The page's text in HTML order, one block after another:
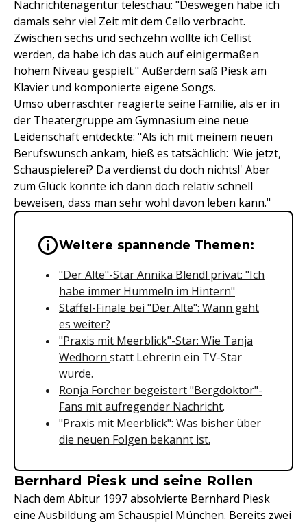
Nachrichtenagentur teleschau: "Deswegen habe ich
damals sehr viel Zeit mit dem Cello verbracht.
Zwischen sechs und sechzehn wollte ich Cellist
werden, da habe ich das auch auf einigermaßen
hohem Niveau gespielt." Außerdem saß Piesk am
Klavier und komponierte eigene Songs.
Umso überraschter reagierte seine Familie, als er in
der Theatergruppe am Gymnasium eine neue
Leidenschaft entdeckte: "Als ich mit meinem neuen
Berufswunsch ankam, hieß es tatsächlich: 'Wie jetzt,
Schauspielerei? Da verdienst du doch nichts!' Aber
zum Glück konnte ich dann doch relativ schnell
beweisen, dass man sehr wohl davon leben kann."
Wichtige Hinweise &
Weitere spannende Themen:
"Der Alte"-Star Annika Blendl privat: "Ich
habe immer Hummeln im Hintern"
Staffel-Finale bei "Der Alte": Wann geht
es weiter?
"Praxis mit Meerblick"-Star: Wie Tanja
Wedhorn statt Lehrerin ein TV-Star
wurde.
Ronja Forcher begeistert "Bergdoktor"-
Fans mit aufregender Nachricht.
"Praxis mit Meerblick": Was bisher über
die neuen Folgen bekannt ist.
Bernhard Piesk und seine Rollen
Nach dem Abitur 1997 absolvierte Bernhard Piesk
eine Ausbildung am Schauspiel München. Bereits zwei